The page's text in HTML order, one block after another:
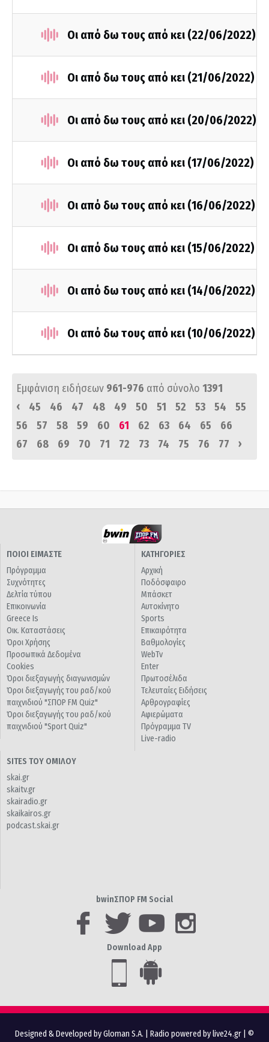
Οι από δω τους από κει (22/06/2022)
Οι από δω τους από κει (21/06/2022)
Οι από δω τους από κει (20/06/2022)
Οι από δω τους από κει (17/06/2022)
Οι από δω τους από κει (16/06/2022)
Οι από δω τους από κει (15/06/2022)
Οι από δω τους από κει (14/06/2022)
Οι από δω τους από κει (10/06/2022)
Εμφάνιση ειδήσεων 961-976 από σύνολο 1391
‹
45 46 47 48 49 50 51 52 53 54
55
56
57 58 59 60 61 62 63 64 65
66
67
68 69 70 71 72 73 74 75 76 77 ›
ΠΟΙΟΙ ΕΙΜΑΣΤΕ
Πρόγραμμα
Συχνότητες
Δελτία τύπου
Επικοινωνία
Greece Is
Οικ. Καταστάσεις
Όροι Χρήσης
Προσωπικά Δεδομένα
Cookies
Όροι διεξαγωγής διαγωνισμών
Όροι διεξαγωγής του ραδ/κού
παιχνιδιού "ΣΠΟΡ FM Quiz"
Όροι διεξαγωγής του ραδ/κού
παιχνιδιού "Sport Quiz"
ΚΑΤΗΓΟΡΙΕΣ
Αρχική
Ποδόσφαιρο
Μπάσκετ
Αυτοκίνητο
Sports
Επικαιρότητα
Βαθμολογίες
WebTv
Enter
Πρωτοσέλιδα
Τελευταίες Ειδήσεις
Αρθρογραφίες
Αφιερώματα
Πρόγραμμα TV
Live-radio
SITES ΤΟΥ ΟΜΙΛΟΥ
skai.gr
skaitv.gr
skairadio.gr
skaikairos.gr
podcast.skai.gr
bwinΣΠΟΡ FM Social
Download App
Designed & Developed by Gloman S.A. Radio powered by live24.gr | ©